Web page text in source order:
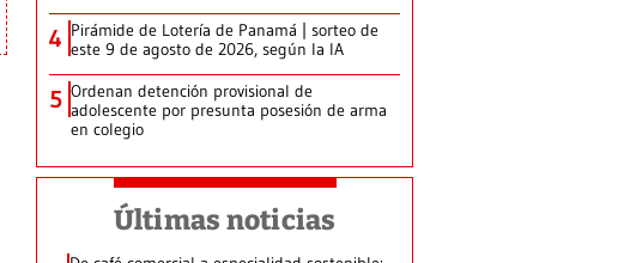
4 Pirámide de Lotería de Panamá | sorteo de
este 9 de agosto de 2026, según la IA
5 Ordenan detención provisional de
adolescente por presunta posesión de arma
en colegio
Últimas noticias